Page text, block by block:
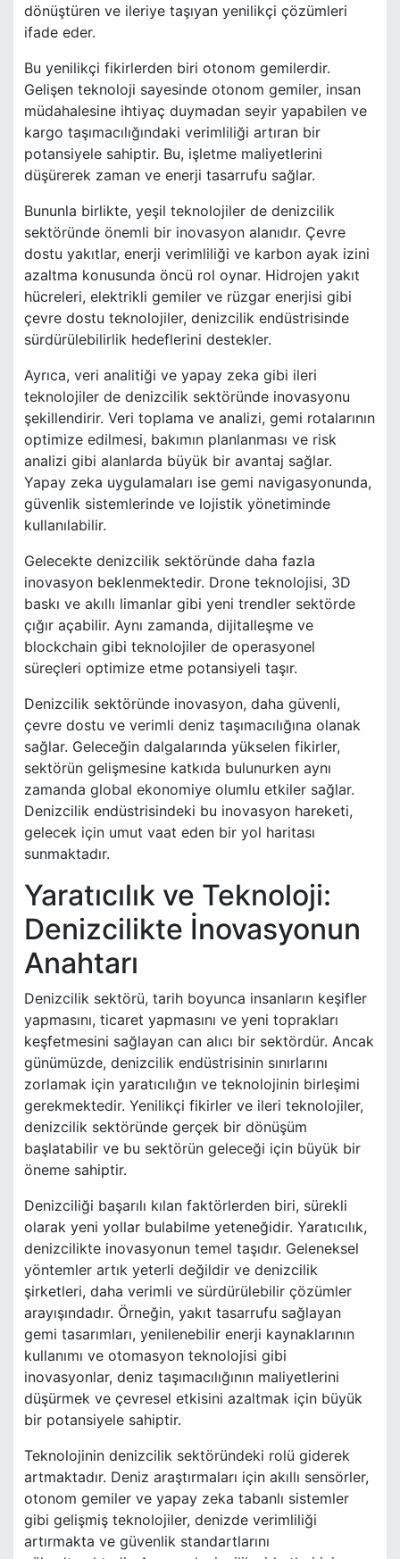
dönüştüren ve ileriye taşıyan yenilikçi çözümleri
ifade eder.
Bu yenilikçi fikirlerden biri otonom gemilerdir.
Gelişen teknoloji sayesinde otonom gemiler, insan
müdahalesine ihtiyaç duymadan seyir yapabilen ve
kargo taşımacılığındaki verimliliği artıran bir
potansiyele sahiptir. Bu, işletme maliyetlerini
düşürerek zaman ve enerji tasarrufu sağlar.
Bununla birlikte, yeşil teknolojiler de denizcilik
sektöründe önemli bir inovasyon alanıdır. Çevre
dostu yakıtlar, enerji verimliliği ve karbon ayak izini
azaltma konusunda öncü rol oynar. Hidrojen yakıt
hücreleri, elektrikli gemiler ve rüzgar enerjisi gibi
çevre dostu teknolojiler, denizcilik endüstrisinde
sürdürülebilirlik hedeflerini destekler.
Ayrıca, veri analitiği ve yapay zeka gibi ileri
teknolojiler de denizcilik sektöründe inovasyonu
şekillendirir. Veri toplama ve analizi, gemi rotalarının
optimize edilmesi, bakımın planlanması ve risk
analizi gibi alanlarda büyük bir avantaj sağlar.
Yapay zeka uygulamaları ise gemi navigasyonunda,
güvenlik sistemlerinde ve lojistik yönetiminde
kullanılabilir.
Gelecekte denizcilik sektöründe daha fazla
inovasyon beklenmektedir. Drone teknolojisi, 3D
baskı ve akıllı limanlar gibi yeni trendler sektörde
çığır açabilir. Aynı zamanda, dijitalleşme ve
blockchain gibi teknolojiler de operasyonel
süreçleri optimize etme potansiyeli taşır.
Denizcilik sektöründe inovasyon, daha güvenli,
çevre dostu ve verimli deniz taşımacılığına olanak
sağlar. Geleceğin dalgalarında yükselen fikirler,
sektörün gelişmesine katkıda bulunurken aynı
zamanda global ekonomiye olumlu etkiler sağlar.
Denizcilik endüstrisindeki bu inovasyon hareketi,
gelecek için umut vaat eden bir yol haritası
sunmaktadır.
Yaratıcılık ve Teknoloji:
Denizcilikte İnovasyonun
Anahtarı
Denizcilik sektörü, tarih boyunca insanların keşifler
yapmasını, ticaret yapmasını ve yeni toprakları
keşfetmesini sağlayan can alıcı bir sektördür. Ancak
günümüzde, denizcilik endüstrisinin sınırlarını
zorlamak için yaratıcılığın ve teknolojinin birleşimi
gerekmektedir. Yenilikçi fikirler ve ileri teknolojiler,
denizcilik sektöründe gerçek bir dönüşüm
başlatabilir ve bu sektörün geleceği için büyük bir
öneme sahiptir.
Denizciliği başarılı kılan faktörlerden biri, sürekli
olarak yeni yollar bulabilme yeteneğidir. Yaratıcılık,
denizcilikte inovasyonun temel taşıdır. Geleneksel
yöntemler artık yeterli değildir ve denizcilik
şirketleri, daha verimli ve sürdürülebilir çözümler
arayışındadır. Örneğin, yakıt tasarrufu sağlayan
gemi tasarımları, yenilenebilir enerji kaynaklarının
kullanımı ve otomasyon teknolojisi gibi
inovasyonlar, deniz taşımacılığının maliyetlerini
düşürmek ve çevresel etkisini azaltmak için büyük
bir potansiyele sahiptir.
Teknolojinin denizcilik sektöründeki rolü giderek
artmaktadır. Deniz araştırmaları için akıllı sensörler,
otonom gemiler ve yapay zeka tabanlı sistemler
gibi gelişmiş teknolojiler, denizde verimliliği
artırmakta ve güvenlik standartlarını